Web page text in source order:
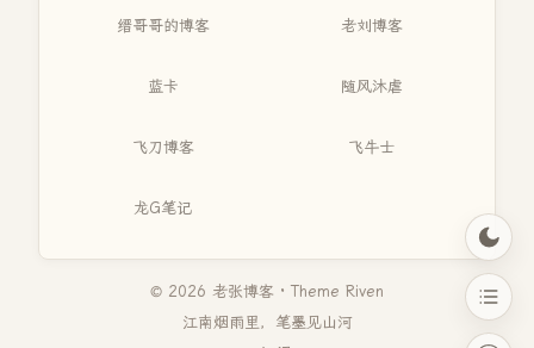
缙哥哥的博客 老刘博客
蓝卡 随风沐虐
飞刀博客 飞牛士
龙G笔记
© 2026 老张博客 · Theme Riven
江南烟雨里，笔墨见山河